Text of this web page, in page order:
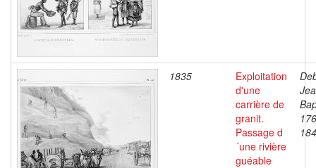
1835
Exploitation
d'une
carrière de
granit.
Passage d
´une rivière
guéable